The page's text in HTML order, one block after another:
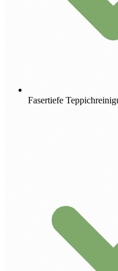
Fasertiefe